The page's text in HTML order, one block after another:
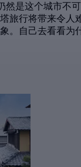
然是这个城市不
旅行将带来令人
。自己去看看为